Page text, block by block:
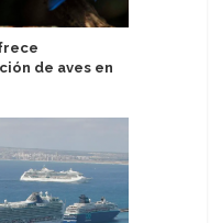
de aves en